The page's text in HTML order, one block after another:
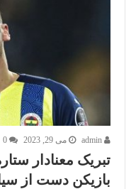
می 29, 2023
تبریک معنادار
بازیکن دست از